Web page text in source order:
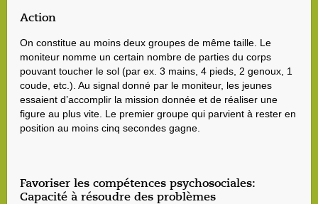
Action
On constitue au moins deux groupes de même taille. Le
moniteur nomme un certain nombre de parties du corps
pouvant toucher le sol (par ex. 3 mains, 4 pieds, 2 genoux, 1
coude, etc.). Au signal donné par le moniteur, les jeunes
essaient d’accomplir la mission donnée et de réaliser une
figure au plus vite. Le premier groupe qui parvient à rester en
position au moins cinq secondes gagne.
Favoriser les compétences psychosociales:
Capacité à résoudre des problèmes